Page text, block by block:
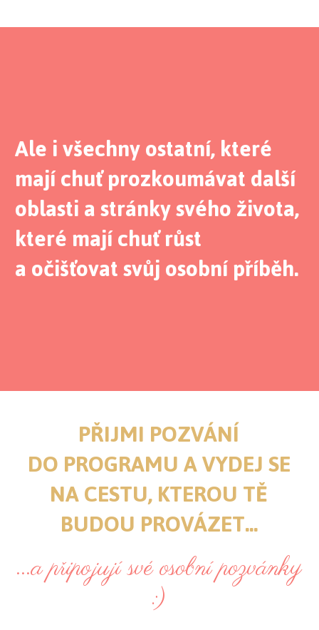
Ale i všechny ostatní, které
mají chuť prozkoumávat další
oblasti a stránky svého života,
které mají chuť růst
a očišťovat svůj osobní příběh.
PŘIJMI POZVÁNÍ
DO PROGRAMU A VYDEJ SE
NA CESTU, KTEROU TĚ
BUDOU PROVÁZET...
...a připojují své osobní pozvánky
:)